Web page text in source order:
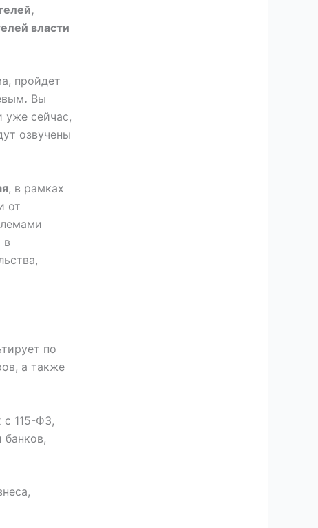
власти
пройдет
. Вы
уже сейчас,
озвучены
, в рамках
от
в
по
а также
с 115-ФЗ,
банков,